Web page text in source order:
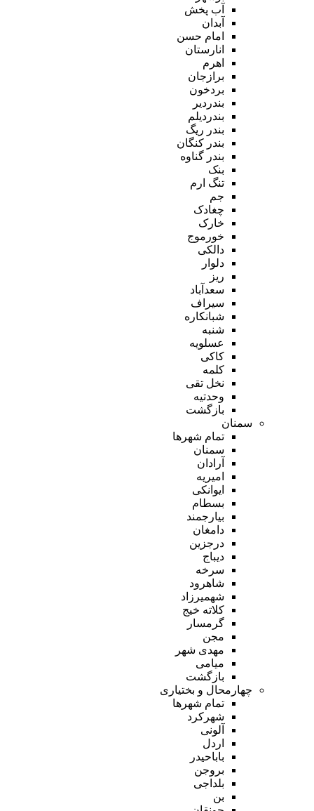
آب پخش
آبدان
امام حسن
انارستان
اهرم
برازجان
بردخون
بندردیر
بندردیلم
بندر ریگ
بندر کنگان
بندر گناوه
بنک
تنگ ارم
جم
چغادک
خارک
خورموج
دالکی
دلوار
ریز
سعدآباد
سیراف
شبانکاره
شنبه
عسلویه
کاکی
کلمه
نخل تقی
وحدتیه
بازگشت
سمنان
تمام شهر‌ها
سمنان
آرادان
امیریه
ایوانکی
بسطام
بیارجمند
دامغان
درجزین
دیباج
سرخه
شاهرود
شهمیرزاد
کلاته خیج
گرمسار
مجن
مهدی شهر
میامی
بازگشت
چهارمحال و بختیاری
تمام شهر‌ها
شهرکرد
آلونی
اردل
باباحیدر
بروجن
بلداجی
بن